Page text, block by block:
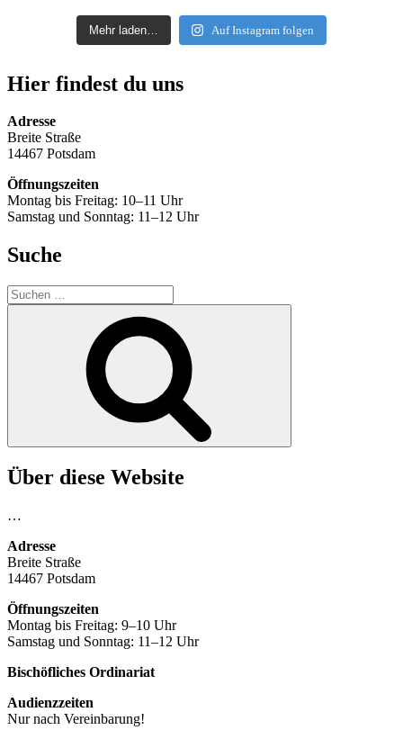
Mehr laden… Auf Instagram folgen
Hier findest du uns
Adresse
Breite Straße
14467 Potsdam
Öffnungszeiten
Montag bis Freitag: 10–11 Uhr
Samstag und Sonntag: 11–12 Uhr
Suche
Suchen
nach:
Über diese Website
…
Adresse
Breite Straße
14467 Potsdam
Öffnungszeiten
Montag bis Freitag: 9–10 Uhr
Samstag und Sonntag: 11–12 Uhr
Bischöfliches Ordinariat
Audienzzeiten
Nur nach Vereinbarung!